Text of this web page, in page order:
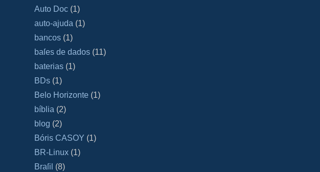
Auto Doc (1)
auto-ajuda (1)
bancos (1)
baſes de dados (11)
baterias (1)
BDs (1)
Belo Horizonte (1)
bíblia (2)
blog (2)
Bóris CASOY (1)
BR-Linux (1)
Braſil (8)